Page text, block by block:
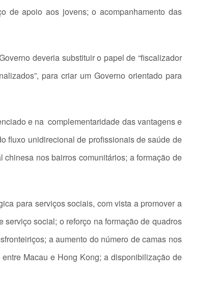
de apoio aos jovens; o acompanhamento das
deveria substituir o papel de “fiscalizador
para criar um Governo orientado para
e na complementaridade das vantagens e
fluxo unidirecional de profissionais de saúde de
nos bairros comunitários; a formação de
para serviços sociais, com vista a promover a
social; o reforço na formação de quadros
a aumento do número de camas nos
Macau e Hong Kong; a disponibilização de